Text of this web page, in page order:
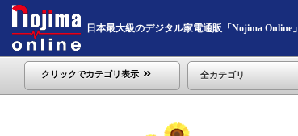
日本最大級のデジタル家電通販「Nojima Online」
クリックでカテゴリ表示 全カテゴリ